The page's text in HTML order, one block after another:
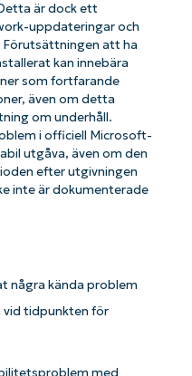
är dock ett
uppdateringar och
Förutsättningen att ha
kan innebära
som fortfarande
även om detta
om underhåll.
i officiell Microsoft-
utgåva, även om den
efter utgivningen
inte är dokumenterade
några kända problem
vid tidpunkten för